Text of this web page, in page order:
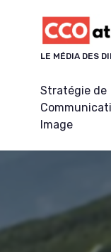
LE MÉDIA DES
Stratégie de
Image